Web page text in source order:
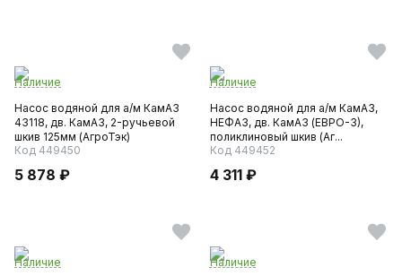
Наличие
Насос водяной для а/м КамАЗ
43118, дв. КамАЗ, 2-ручьевой
шкив 125мм (АгроТэк)
Код 449450
5 878 ₽
Наличие
Насос водяной для а/м КамАЗ,
НЕФАЗ, дв. КамАЗ (ЕВРО-3),
поликлиновый шкив (Аг...
Код 449452
4 311 ₽
Наличие
Наличие